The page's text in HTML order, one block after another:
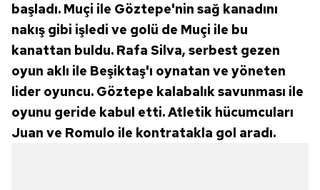
başladı. Muçi ile Göztepe'nin sağ kanadını
nakış gibi işledi ve golü de Muçi ile bu
kanattan buldu. Rafa Silva, serbest gezen
oyun aklı ile Beşiktaş'ı oynatan ve yöneten
lider oyuncu. Göztepe kalabalık savunması ile
oyunu geride kabul etti. Atletik hücumcuları
Juan ve Romulo ile kontratakla gol aradı.